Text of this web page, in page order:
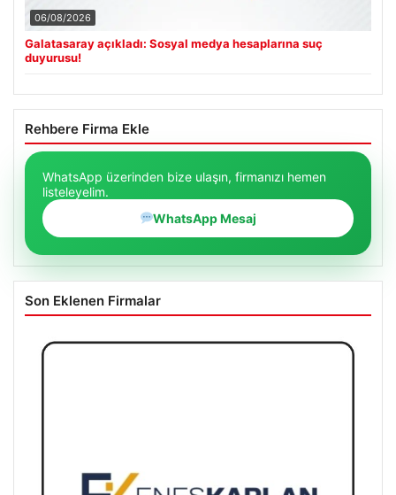
06/08/2026
Galatasaray açıkladı: Sosyal medya hesaplarına suç
duyurusu!
Rehbere Firma Ekle
WhatsApp üzerinden bize ulaşın, firmanızı hemen
listeleyelim.
WhatsApp Mesaj
Son Eklenen Firmalar